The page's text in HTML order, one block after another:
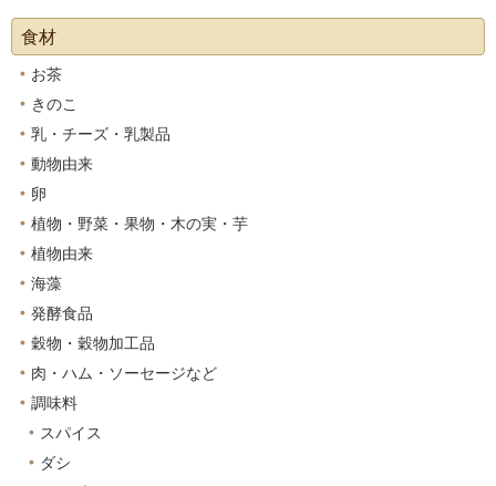
食材
お茶
きのこ
乳・チーズ・乳製品
動物由来
卵
植物・野菜・果物・木の実・芋
植物由来
海藻
発酵食品
穀物・穀物加工品
肉・ハム・ソーセージなど
調味料
スパイス
ダシ